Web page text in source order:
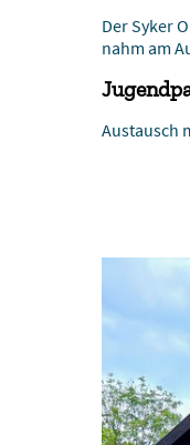
Der Syker
nahm am
Austausch